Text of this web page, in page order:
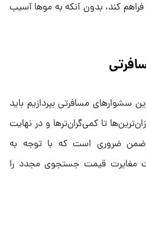
کند، بدون آنکه به موها آسیب
سشوارهای مسافرتی بپردازیم باید
تا کمی‌گران‌ترها و در نهایت
ضمن ضروری است که با توجه به
مغایرت قیمت جستجوی مجدد را